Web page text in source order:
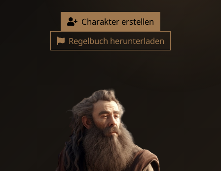
Charakter erstellen
Regelbuch herunterladen